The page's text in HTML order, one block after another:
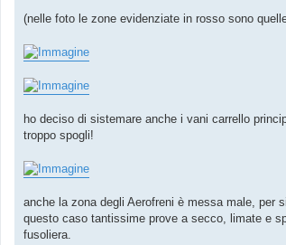
(nelle foto le zone evidenziate in rosso sono
ho deciso di sistemare anche i vani carrello
troppo spogli!
anche la zona degli Aerofreni è messa male,
questo caso tantissime prove a secco, limate e
fusoliera.